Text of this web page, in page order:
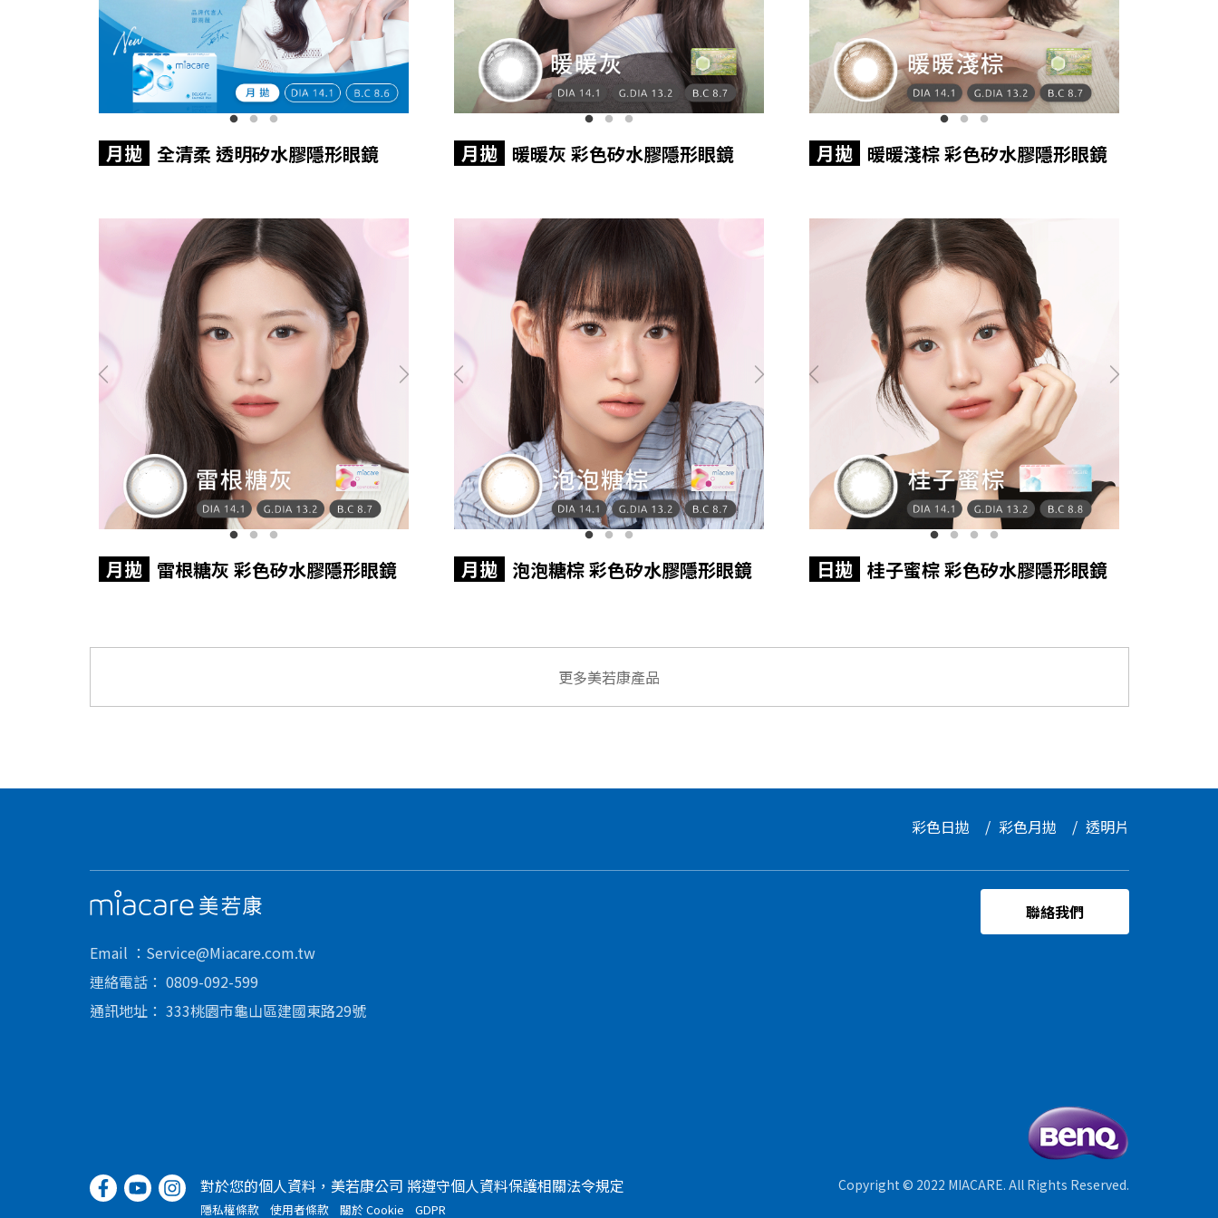
月拋 全清柔 透明矽水膠隱形眼鏡 月拋 暖暖灰 彩色矽水膠隱形眼鏡 月拋 暖暖淺棕 彩色矽水膠隱形眼鏡
月拋 雷根糖灰 彩色矽水膠隱形眼鏡 月拋 泡泡糖棕 彩色矽水膠隱形眼鏡 日拋 桂子蜜棕 彩色矽水膠隱形眼鏡
更多美若康產品
彩色日拋 彩色月拋 透明片
miacare
Email
Service@Miacare.com.tw
連絡電話
0809-092-599
通訊地址
333桃園市龜山區建國東路29號
聯絡我們
對於您的個人資料，美若康公司 將遵守個人資料保護相關法令規定
隱私權條款 使用者條款 關於 Cookie GDPR
Copyright © 2022 MIACARE. All Rights Reserved.